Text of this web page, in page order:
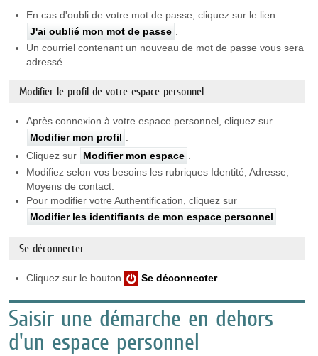
En cas d'oubli de votre mot de passe, cliquez sur le lien
J'ai oublié mon mot de passe
Un courriel contenant un nouveau de mot de passe vous sera
adressé.
Modifier le profil de votre espace personnel
Après connexion à votre espace personnel, cliquez sur
Modifier mon profil
Cliquez sur Modifier mon espace
Modifiez selon vos besoins les rubriques Identité, Adresse,
Moyens de contact.
Pour modifier votre Authentification, cliquez sur
Modifier les identifiants de mon espace personnel
Se déconnecter
Cliquez sur le bouton Se déconnecter.
Saisir une démarche en dehors
d'un espace personnel